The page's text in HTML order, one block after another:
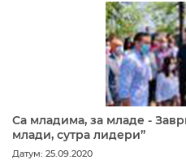
Са младима, за младе -
млади, сутра лидери”
Датум: 25.09.2020